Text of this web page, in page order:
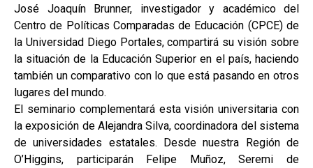
José Joaquín Brunner, investigador y académico del
Centro de Políticas Comparadas de Educación (CPCE) de
la Universidad Diego Portales, compartirá su visión sobre
la situación de la Educación Superior en el país, haciendo
también un comparativo con lo que está pasando en otros
lugares del mundo.
El seminario complementará esta visión universitaria con
la exposición de Alejandra Silva, coordinadora del sistema
de universidades estatales. Desde nuestra Región de
O’Higgins, participarán Felipe Muñoz, Seremi de